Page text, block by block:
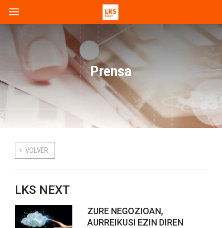
Prensa
VOLVER
LKS NEXT
ZURE NEGOZIOAN,
AURREIKUSI EZIN DIREN